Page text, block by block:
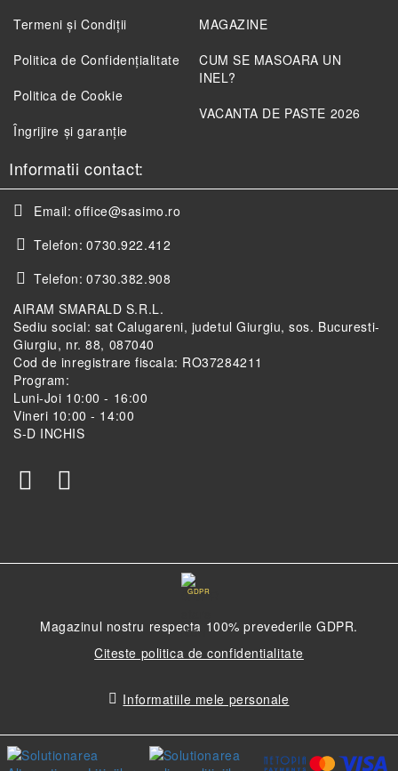
Termeni și Condiții
Politica de Confidenţialitate
Politica de Cookie
Îngrijire și garanție
MAGAZINE
CUM SE MASOARA UN
INEL?
VACANTA DE PASTE 2026
Informatii contact:
Email: office@sasimo.ro
Telefon: 0730.922.412
Telefon: 0730.382.908
AIRAM SMARALD S.R.L.
Sediu social: sat Calugareni, judetul Giurgiu, sos. Bucuresti-
Giurgiu, nr. 88, 087040
Cod de inregistrare fiscala: RO37284211
Program:
Luni-Joi 10:00 - 16:00
Vineri 10:00 - 14:00
S-D INCHIS
GDPR
Magazinul nostru respecta 100% prevederile GDPR.
Citeste politica de confidentialitate
Informatiile mele personale